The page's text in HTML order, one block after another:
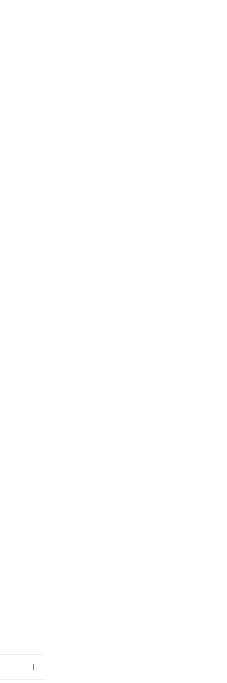
ようお願いしま
ズにご登録され
とをご了承くだ
です。
ず変更すること
はありません。
品に未対応品が
) : 1000ppm、
、
ない年数を意
可)を取得する
要な手段を講じ
、取り引きをい
ムロン制御